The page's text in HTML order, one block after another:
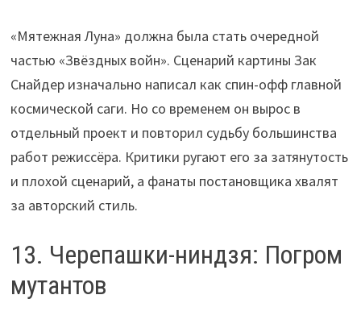
«Мятежная Луна» должна была стать очередной
частью «Звёздных войн». Сценарий картины Зак
Снайдер изначально написал как спин-офф главной
космической саги. Но со временем он вырос в
отдельный проект и повторил судьбу большинства
работ режиссёра. Критики ругают его за затянутость
и плохой сценарий, а фанаты постановщика хвалят
за авторский стиль.
13. Черепашки-ниндзя: Погром
мутантов